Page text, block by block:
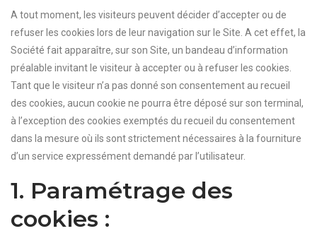
A tout moment, les visiteurs peuvent décider d’accepter ou de
refuser les cookies lors de leur navigation sur le Site. A cet effet, la
Société fait apparaître, sur son Site, un bandeau d’information
préalable invitant le visiteur à accepter ou à refuser les cookies.
Tant que le visiteur n’a pas donné son consentement au recueil
des cookies, aucun cookie ne pourra être déposé sur son terminal,
à l’exception des cookies exemptés du recueil du consentement
dans la mesure où ils sont strictement nécessaires à la fourniture
d’un service expressément demandé par l’utilisateur.
1. Paramétrage des
cookies :